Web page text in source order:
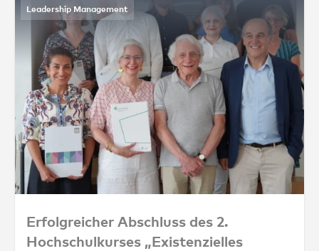
Leadership Management
Erfolgreicher Abschluss des 2.
Erfolgreicher Abschluss des 2.
Hochschulkurses „Existenzielles